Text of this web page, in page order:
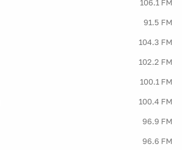
106.1 FM
91.5 FM
104.3 FM
102.2 FM
100.1 FM
100.4 FM
96.9 FM
96.6 FM